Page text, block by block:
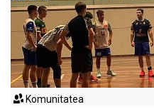
Komunitatea